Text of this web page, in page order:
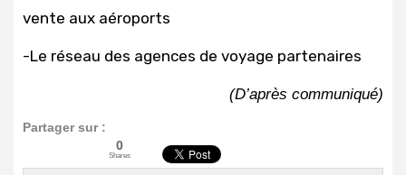
vente aux aéroports
-Le réseau des agences de voyage partenaires
(D’après communiqué)
Partager sur :
0
Shares